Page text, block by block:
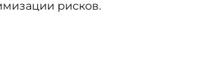
рисков.